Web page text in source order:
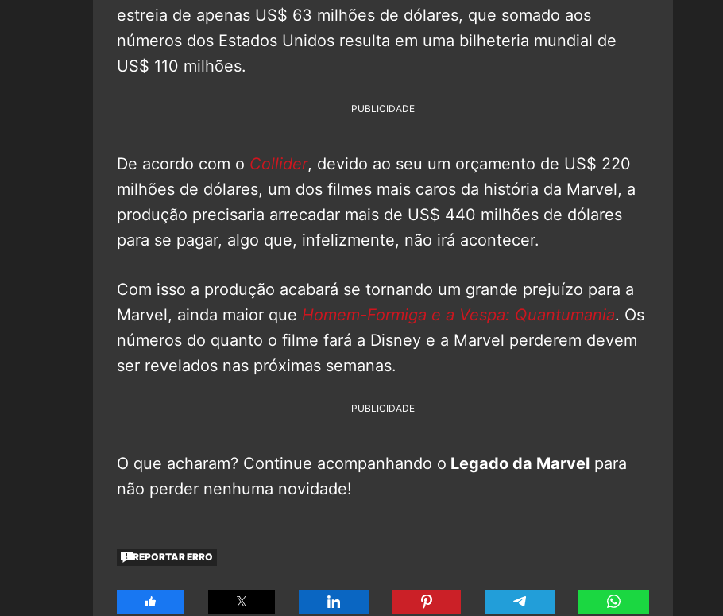
estreia de apenas US$ 63 milhões de dólares, que somado aos
números dos Estados Unidos resulta em uma bilheteria mundial de
US$ 110 milhões.
PUBLICIDADE
De acordo com o Collider, devido ao seu um orçamento de US$ 220
milhões de dólares, um dos filmes mais caros da história da Marvel, a
produção precisaria arrecadar mais de US$ 440 milhões de dólares
para se pagar, algo que, infelizmente, não irá acontecer.
Com isso a produção acabará se tornando um grande prejuízo para a
Marvel, ainda maior que Homem-Formiga e a Vespa: Quantumania. Os
números do quanto o filme fará a Disney e a Marvel perderem devem
ser revelados nas próximas semanas.
PUBLICIDADE
O que acharam? Continue acompanhando o Legado da Marvel para
não perder nenhuma novidade!
REPORTAR ERRO